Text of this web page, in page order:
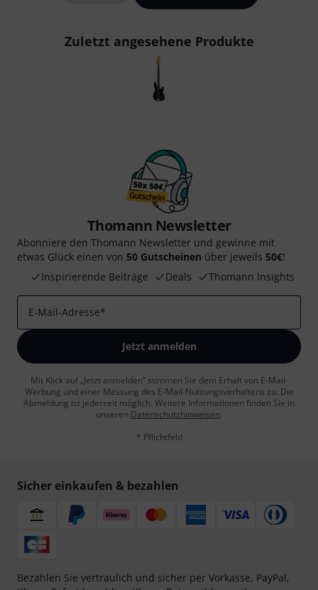
Zuletzt angesehene Produkte
Thomann Newsletter
Abonniere den Thomann Newsletter und gewinne mit
etwas Glück einen von 50 Gutscheinen über jeweils 50€!
Inspirierende Beiträge
Deals Thomann Insights
E-Mail-Adresse*
Jetzt anmelden
Mit Klick auf „Jetzt anmelden“ stimmen Sie dem Erhalt von E-Mail-
Werbung und einer Messung des E-Mail-Nutzungsverhaltens zu. Die
Abmeldung ist jederzeit möglich. Weitere Informationen finden Sie in
unseren Datenschutzhinweisen.
* Pflichtfeld
Sicher einkaufen & bezahlen
Bezahlen Sie vertraulich und sicher per Vorkasse, PayPal,